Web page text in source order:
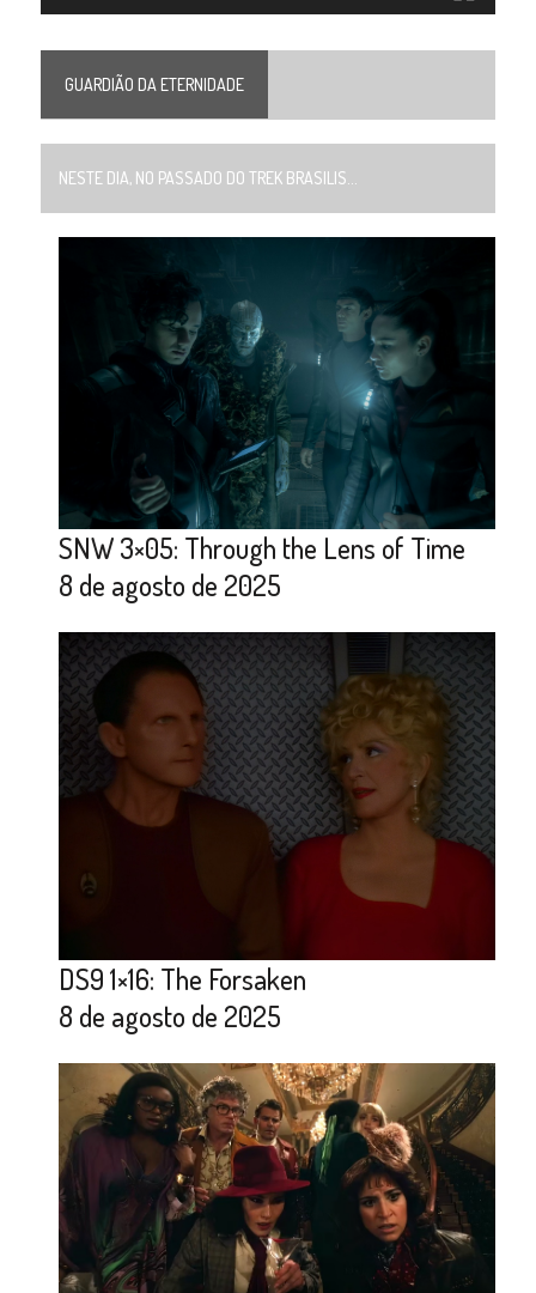
GUARDIÃO DA ETERNIDADE
NESTE DIA, NO PASSADO DO TREK BRASILIS...
SNW 3×05: Through the Lens of Time
8 de agosto de 2025
DS9 1×16: The Forsaken
8 de agosto de 2025